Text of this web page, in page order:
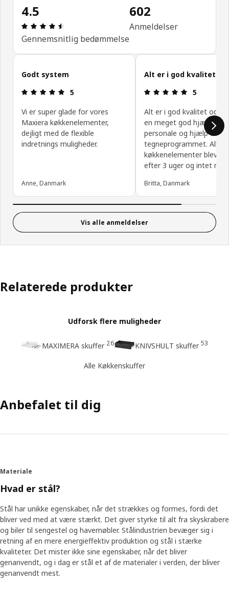
4.5
Anmeldelse: 4.5 Ud af 5 Stjerner. Anmeldelser i
Gennemsnitlig bedømmelse
602
Anmeldelser
Spring kundeanmeldelser over
Godt system
Anmeldelse: 5 Ud af 5 Stjerner.
5
Vi er super glade for vores
Maxiera køkkenelementer,
dejligt med de flexible
indretnings muligheder.
Anne, Danmark
Alt er i god kvalitet
5
Alt er i god kvalitet og
en meget god hjælp hos
personale og hjælp til
tegneprogrammet. Alle
køkkenelementer blev
efter 3 uger og intet
Britta, Danmark
Vis alle anmeldelser
Relaterede produkter
Udforsk flere muligheder
MAXIMERA skuffer 26 KNIVSHULT skuffer 53
Alle Køkkenskuffer
Anbefalet til dig
Materiale
Hvad er stål?
Stål har unikke egenskaber, når det strækkes og formes, fordi det
bliver ved med at være stærkt. Det giver styrke til alt fra skyskrabere
og biler til sengestel og havemøbler. Stålindustrien bevæger sig i
retning af en mere energieffektiv produktion og stål i stærke
kvaliteter. Det mister ikke sine egenskaber, når det bliver
genanvendt, og i dag er stål et af de materialer i verden, der bliver
genanvendt mest.